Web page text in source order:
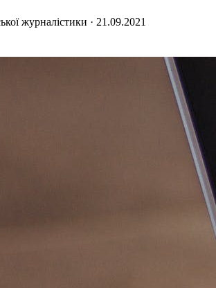
журналістики · 21.09.2021